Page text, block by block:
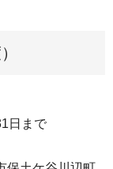
日まで